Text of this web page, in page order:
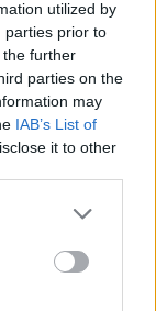
utilized by
parties prior to
further
parties on the
may
IAB’s List of
it to other
more Google
may click to
party tags to
below Google